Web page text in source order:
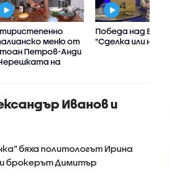
меню от
Петров-Анди
на
Победа над
"Сделка или не"
Иванов и
бяха политологът Ирина
брокерът Димитър